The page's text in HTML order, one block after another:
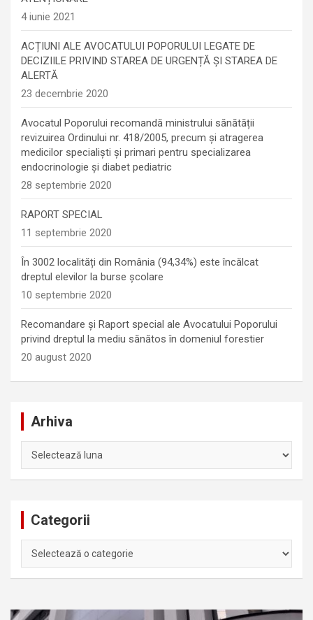
4 iunie 2021
ACȚIUNI ALE AVOCATULUI POPORULUI LEGATE DE
DECIZIILE PRIVIND STAREA DE URGENȚĂ ȘI STAREA DE
ALERTĂ
23 decembrie 2020
Avocatul Poporului recomandă ministrului sănătății
revizuirea Ordinului nr. 418/2005, precum și atragerea
medicilor specialiști și primari pentru specializarea
endocrinologie şi diabet pediatric
28 septembrie 2020
RAPORT SPECIAL
11 septembrie 2020
În 3002 localități din România (94,34%) este încălcat
dreptul elevilor la burse școlare
10 septembrie 2020
Recomandare și Raport special ale Avocatului Poporului
privind dreptul la mediu sănătos în domeniul forestier
20 august 2020
Arhiva
Categorii